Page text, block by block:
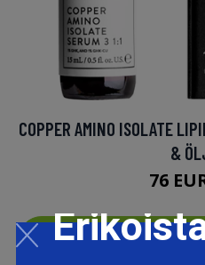
COPPER AMINO ISOLATE
&
76